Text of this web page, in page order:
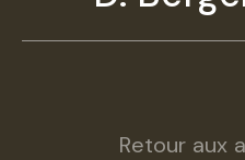
Retour aux